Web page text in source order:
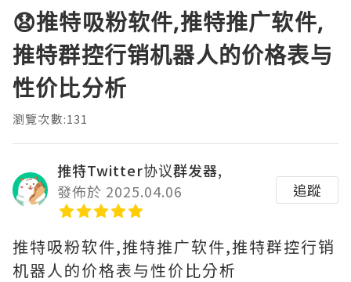
😧推特吸粉软件,推特推广软件,
推特群控行销机器人的价格表与
性价比分析
瀏覽次數:131
推特Twitter协议群发器,
發佈於 2025.04.06
追蹤
推特吸粉软件,推特推广软件,推特群控行销
机器人的价格表与性价比分析